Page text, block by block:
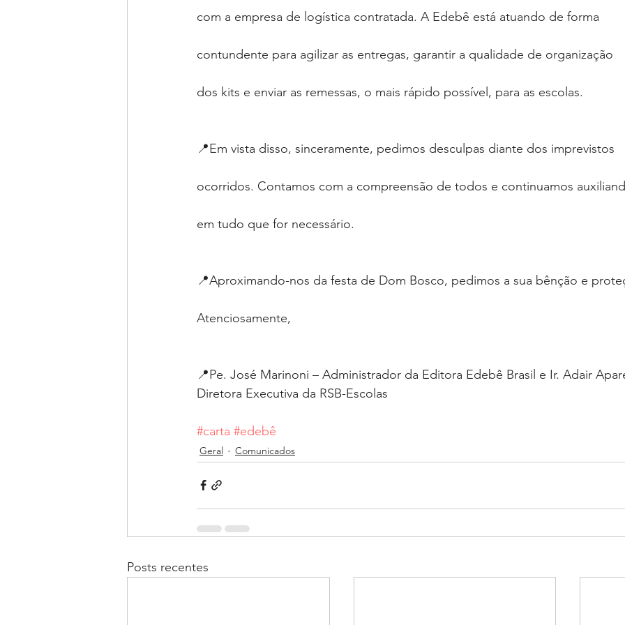
com a empresa de logística contratada. A Edebê está atuando de forma
contundente para agilizar as entregas, garantir a qualidade de organização
dos kits e enviar as remessas, o mais rápido possível, para as escolas.
📍Em vista disso, sinceramente, pedimos desculpas diante dos imprevistos
ocorridos. Contamos com a compreensão de todos e continuamos
em tudo que for necessário.
📍Aproximando-nos da festa de Dom Bosco, pedimos a sua bênção e
Atenciosamente,
📍Pe. José Marinoni – Administrador da Editora Edebê Brasil e Ir. Adair
Diretora Executiva da RSB-Escolas
#carta #edebê
Geral Comunicados
Posts recentes